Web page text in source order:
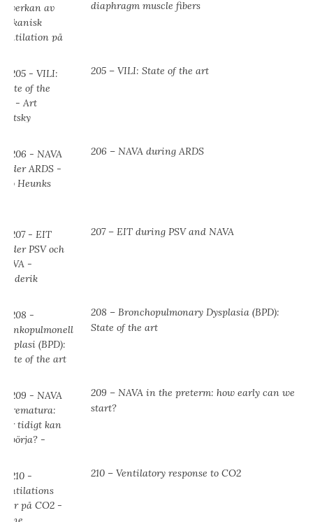
diaphragm muscle fibers
205 – VILI: State of the art
206 – NAVA during ARDS
207 – EIT during PSV and NAVA
208 – Bronchopulmonary Dysplasia (BPD):
State of the art
209 – NAVA in the preterm: how early can we
start?
210 – Ventilatory response to CO2